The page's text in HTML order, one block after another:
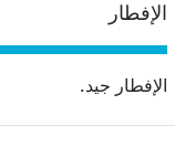
الإفطار
الإفطار جيد.